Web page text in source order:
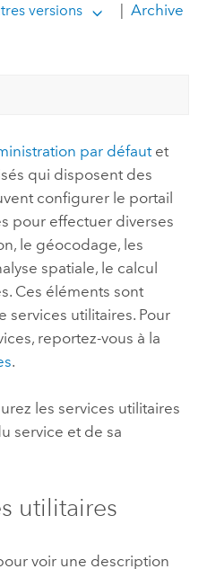
versions
Archive
par défautet
qui disposent des
configurer le portail
pour effectuer diverses
le géocodage, les
spatiale, le calcul
Ces éléments sont
services utilitaires. Pour
reportez-vous à la
.
les services utilitaires
service et de sa
utilitaires
voir une description